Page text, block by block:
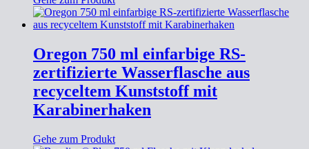
Oregon 750 ml einfarbige RS-
zertifizierte Wasserflasche aus
recyceltem Kunststoff mit
Karabinerhaken
Gehe zum Produkt